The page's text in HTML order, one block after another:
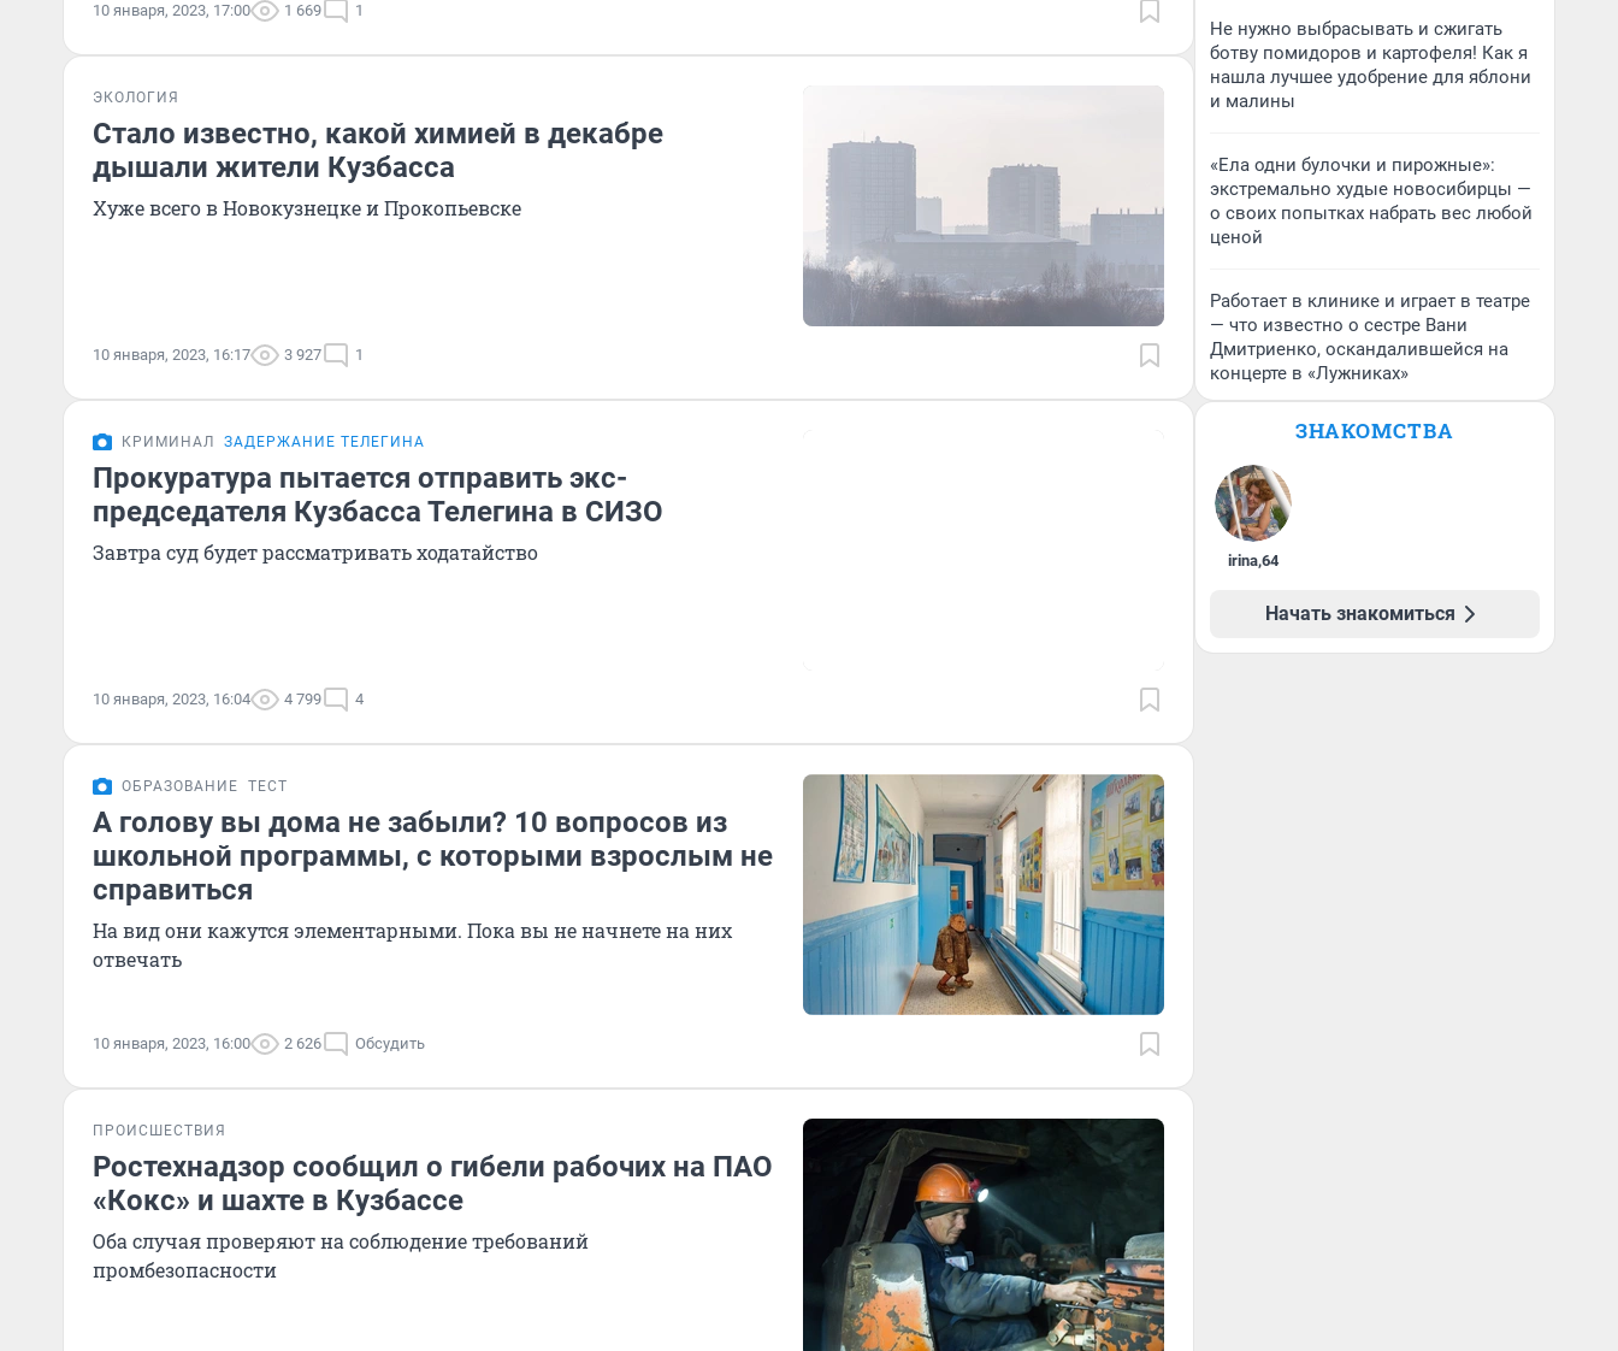
10 января, 2023, 17:00 1 669 1
ЭКОЛОГИЯ
Стало известно, какой химией в декабре
дышали жители Кузбасса
Хуже всего в Новокузнецке и Прокопьевске
10 января, 2023, 16:17 3 927 1
КРИМИНАЛ ЗАДЕРЖАНИЕ ТЕЛЕГИНА
Прокуратура пытается отправить экс-
председателя Кузбасса Телегина в СИЗО
Завтра суд будет рассматривать ходатайство
10 января, 2023, 16:04 4 799 4
ОБРАЗОВАНИЕ ТЕСТ
А голову вы дома не забыли? 10 вопросов из
школьной программы, с которыми взрослым не
справиться
На вид они кажутся элементарными. Пока вы не начнете на них
отвечать
10 января, 2023, 16:00 2 626 Обсудить
ПРОИСШЕСТВИЯ
Ростехнадзор сообщил о гибели рабочих на ПАО
«Кокс» и шахте в Кузбассе
Оба случая проверяют на соблюдение требований
промбезопасности
Не нужно выбрасывать и сжигать
ботву помидоров и картофеля! Как я
нашла лучшее удобрение для яблони
и малины
«Ела одни булочки и пирожные»:
экстремально худые новосибирцы —
о своих попытках набрать вес любой
ценой
Работает в клинике и играет в театре
— что известно о сестре Вани
Дмитриенко, оскандалившейся на
концерте в «Лужниках»
ЗНАКОМСТВА
irina,64
Начать знакомиться